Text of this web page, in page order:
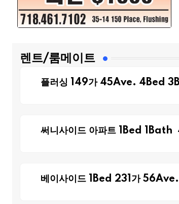
렌트/룸메이트
플러싱 149가 45Ave. 4Bed
써니사이드 아파트 1Bed
베이사이드 1Bed 231가 56Ave.